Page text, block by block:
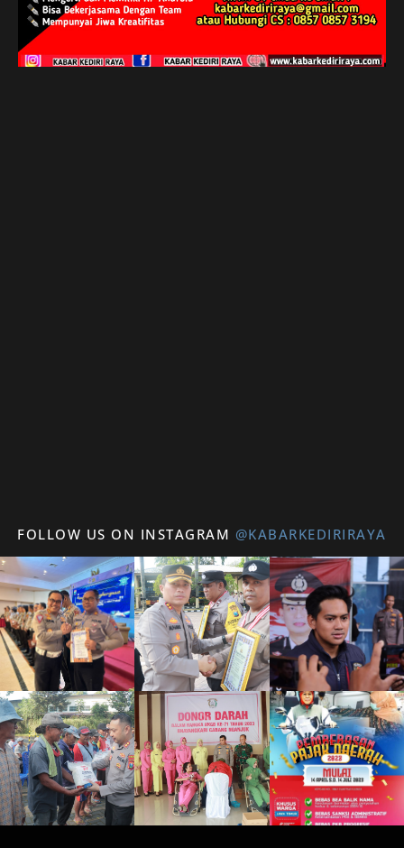
FOLLOW US ON INSTAGRAM @KABARKEDIRIRAYA